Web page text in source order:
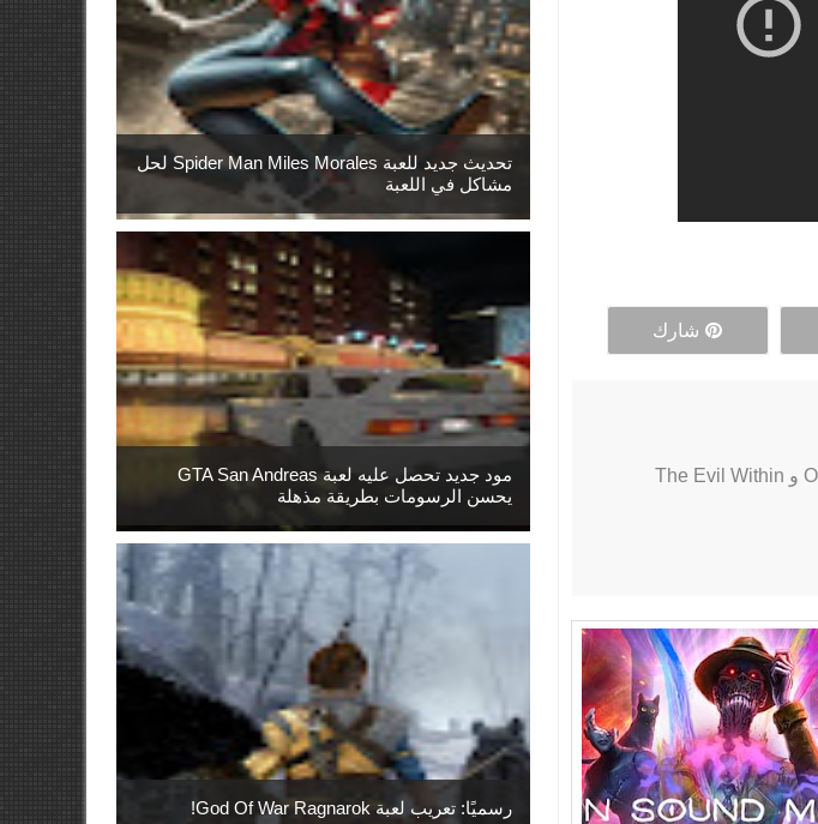
شارك
تحديث جديد للعبة Spider Man Miles Morales لحل
مشاكل في اللعبة
مود جديد تحصل عليه لعبة GTA San Andreas
يحسن الرسومات بطريقة مذهلة
رسميًا: تعريب لعبة God Of War Ragnarok!